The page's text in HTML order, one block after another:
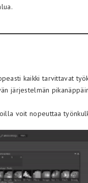
kaikki tarvittavat
järjestelmän
voit nopeuttaa